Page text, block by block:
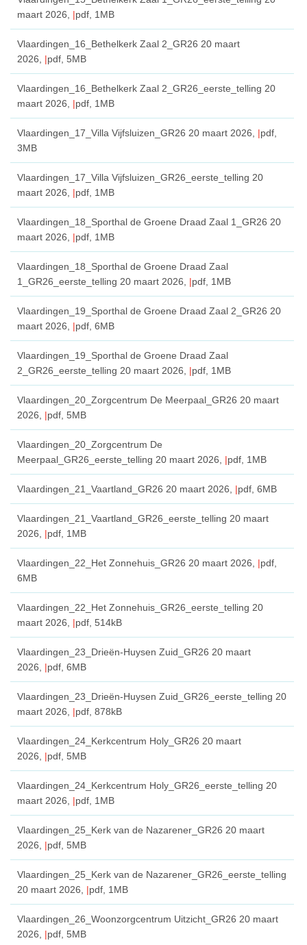
maart 2026,
pdf , 1MB
Vlaardingen_16_Bethelkerk Zaal 2_GR26 20 maart
2026,
pdf , 5MB
Vlaardingen_16_Bethelkerk Zaal 2_GR26_eerste_telling 20
maart 2026,
pdf , 1MB
Vlaardingen_17_Villa Vijfsluizen_GR26 20 maart 2026, pdf
3MB
Vlaardingen_17_Villa Vijfsluizen_GR26_eerste_telling 20
maart 2026,
pdf , 1MB
Vlaardingen_18_Sporthal de Groene Draad Zaal 1_GR26 20
maart 2026,
pdf , 1MB
Vlaardingen_18_Sporthal de Groene Draad Zaal
1_GR26_eerste_telling 20 maart 2026, pdf , 1MB
Vlaardingen_19_Sporthal de Groene Draad Zaal 2_GR26 20
maart 2026,
pdf , 6MB
Vlaardingen_19_Sporthal de Groene Draad Zaal
2_GR26_eerste_telling 20 maart 2026, pdf , 1MB
Vlaardingen_20_Zorgcentrum De Meerpaal_GR26 20 maart
2026,
pdf , 5MB
Vlaardingen_20_Zorgcentrum De
Meerpaal_GR26_eerste_telling 20 maart 2026, pdf , 1MB
Vlaardingen_21_Vaartland_GR26 20 maart 2026, pdf , 6MB
Vlaardingen_21_Vaartland_GR26_eerste_telling 20 maart
2026,
pdf , 1MB
Vlaardingen_22_Het Zonnehuis_GR26 20 maart 2026, pdf
6MB
Vlaardingen_22_Het Zonnehuis_GR26_eerste_telling 20
maart 2026,
pdf , 514kB
Vlaardingen_23_Drieën-Huysen Zuid_GR26 20 maart
2026,
pdf , 6MB
Vlaardingen_23_Drieën-Huysen Zuid_GR26_eerste_telling 20
maart 2026,
pdf , 878kB
Vlaardingen_24_Kerkcentrum Holy_GR26 20 maart
2026,
pdf , 5MB
Vlaardingen_24_Kerkcentrum Holy_GR26_eerste_telling 20
maart 2026,
pdf , 1MB
Vlaardingen_25_Kerk van de Nazarener_GR26 20 maart
2026,
pdf , 5MB
Vlaardingen_25_Kerk van de Nazarener_GR26_eerste_telling
20 maart 2026,
pdf , 1MB
Vlaardingen_26_Woonzorgcentrum Uitzicht_GR26 20 maart
2026,
pdf , 5MB